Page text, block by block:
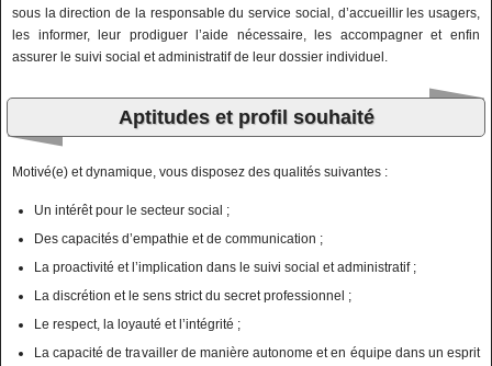
sous la direction de la responsable du service social, d’accueillir les usagers,
les informer, leur prodiguer l’aide nécessaire, les accompagner et enfin
assurer le suivi social et administratif de leur dossier individuel.
Aptitudes et profil souhaité
Motivé(e) et dynamique, vous disposez des qualités suivantes :
Un intérêt pour le secteur social ;
Des capacités d’empathie et de communication ;
La proactivité et l’implication dans le suivi social et administratif ;
La discrétion et le sens strict du secret professionnel ;
Le respect, la loyauté et l’intégrité ;
La capacité de travailler de manière autonome et en équipe dans un esprit